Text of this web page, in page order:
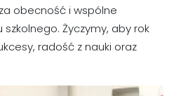
obecność i wspólne
Życzymy, aby rok
radość z nauki oraz